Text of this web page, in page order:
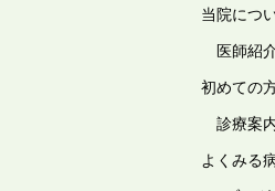
当院につ
医師紹
初めての
診療案
よくみる